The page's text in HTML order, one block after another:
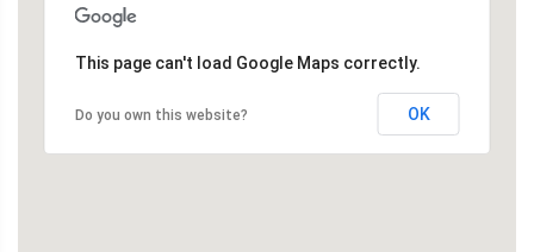
This page can't load Google Maps correctly.
Do you own this website? OK